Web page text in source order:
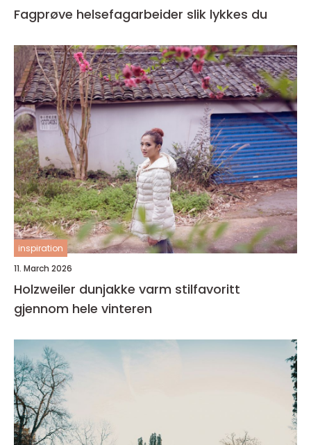
Fagprøve helsefagarbeider slik lykkes du
inspiration
11. March 2026
Holzweiler dunjakke varm stilfavoritt
gjennom hele vinteren